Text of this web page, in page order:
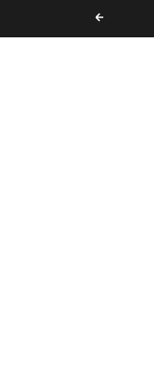
Anterior